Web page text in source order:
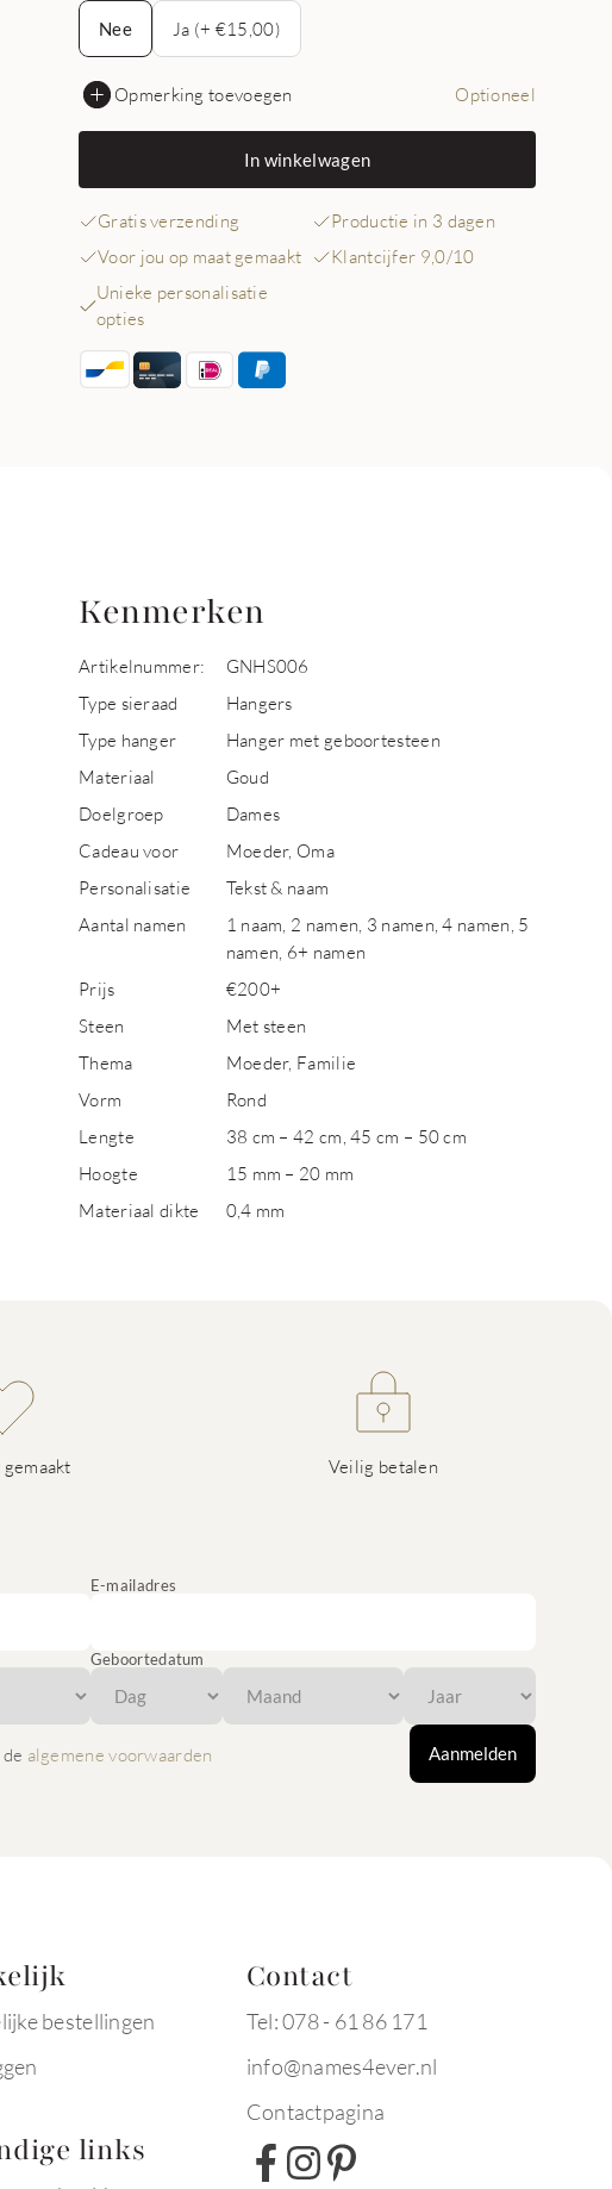
Nee
Ja (+ €15,00)
Opmerking toevoegen Optioneel
In winkelwagen
Gratis verzending
Productie in 3 dagen
Voor jou op maat gemaakt
Klantcijfer 9,0/10
Unieke personalisatie
opties
Kenmerken
Artikelnummer:
GNHS006
Type sieraad
Hangers
Type hanger
Hanger met geboortesteen
Materiaal
Goud
Doelgroep
Dames
Cadeau voor
Moeder, Oma
Personalisatie
Tekst & naam
Aantal namen
1 naam, 2 namen, 3 namen, 4 namen, 5
namen, 6+ namen
Prijs
€200+
Steen
Met steen
Thema
Moeder, Familie
Vorm
Rond
Lengte
38 cm – 42 cm, 45 cm – 50 cm
Hoogte
15 mm – 20 mm
Materiaal dikte
0,4 mm
gemaakt Veilig betalen
E-mailadres
Geboortedatum
algemene voorwaarden Aanmelden
bestellingen
links
Contact
Tel: 078 - 61 86 171
info@names4ever.nl
Contactpagina